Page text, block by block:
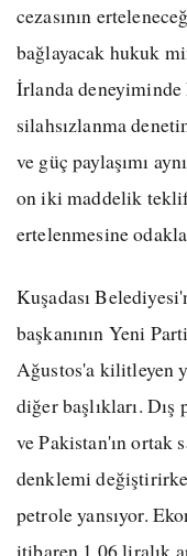
cezasının
bağlayacak hukuk
İrlanda deneyiminde
silahsızlanma
ve güç paylaşımı
on iki maddelik
ertelenmesine
Kuşadası
başkanının Yeni
Ağustos'a kilitleyen
diğer başlıkları.
ve Pakistan'ın ortak
denklemi
petrole yansıyor.
itibaren 1,06 liralık